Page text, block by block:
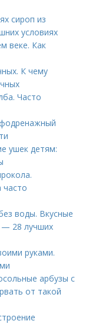
сироп из
условиях
веке. Как
К чему
Часто
ушек детям:
часто
воды. Вкусные
— 28 лучших
руками.
арбузы с
от такой